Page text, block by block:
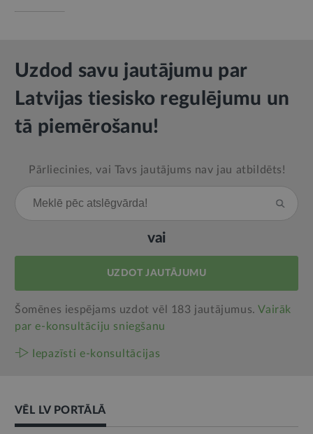
Uzdod savu jautājumu par
Latvijas tiesisko regulējumu un
tā piemērošanu!
Pārliecinies, vai Tavs jautājums nav jau atbildēts!
vai
UZDOT JAUTĀJUMU
Šomēnes iespējams uzdot vēl 183 jautājumus.Vairāk
par e‑konsultāciju sniegšanu
Iepazīsti e-konsultācijas
VĒL LV PORTĀLĀ
AMATPERSONAS RUNA